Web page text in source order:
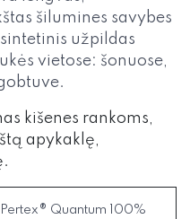
šilumines savybes
užpildas
vietose: šonuose,
kišenes rankoms,
apykaklę,
Pertex® Quantum 100%